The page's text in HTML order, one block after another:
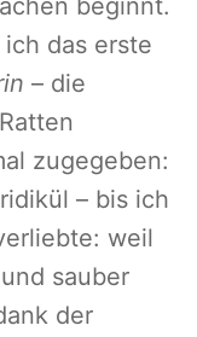
beginnt.
das erste
– die
zugegeben:
– bis ich
weil
sauber
der